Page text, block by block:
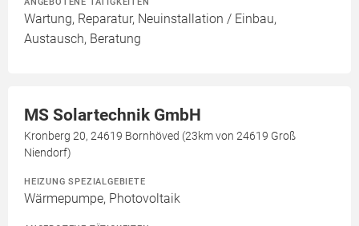
Wartung, Reparatur, Neuinstallation / Einbau,
Austausch, Beratung
MS Solartechnik GmbH
Kronberg 20, 24619 Bornhöved (23km von 24619 Groß
Niendorf)
HEIZUNG SPEZIALGEBIETE
Wärmepumpe, Photovoltaik